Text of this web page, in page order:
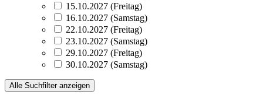
15.10.2027 (Freitag)
16.10.2027 (Samstag)
22.10.2027 (Freitag)
23.10.2027 (Samstag)
29.10.2027 (Freitag)
30.10.2027 (Samstag)
Alle Suchfilter anzeigen